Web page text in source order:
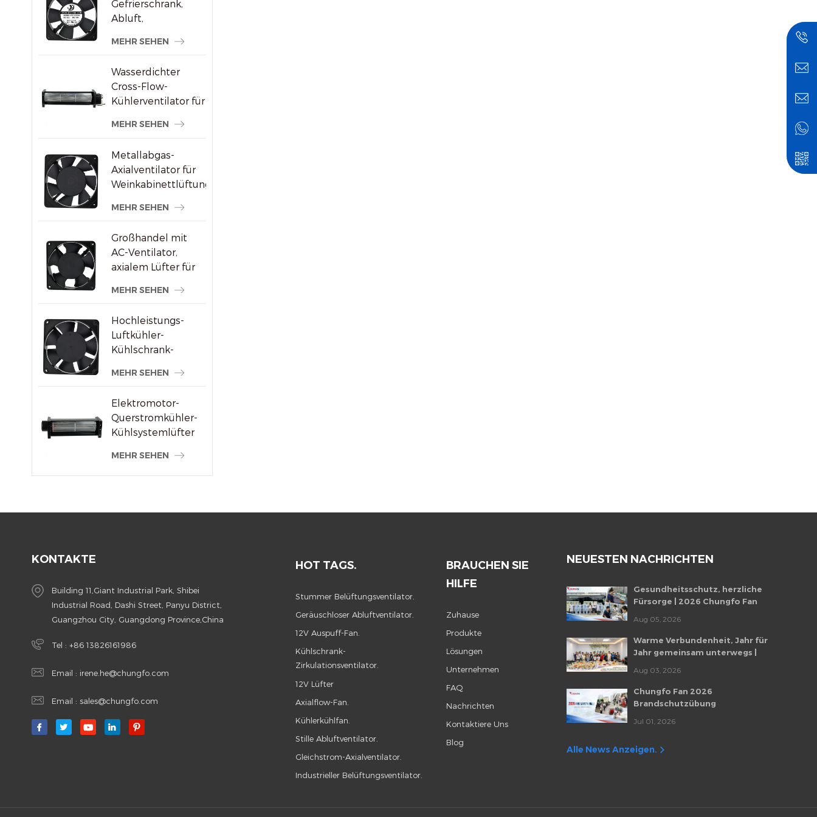
Gefrierschrank,
Abluft,
Axialventilator
MEHR SEHEN
Wasserdichter
Cross-Flow-
Kühlerventilator für
MEHR SEHEN
Metallabgas-
Axialventilator für
Weinkabinettlüftung
MEHR SEHEN
Großhandel mit
AC-Ventilator,
axialem Lüfter für
MEHR SEHEN
Hochleistungs-
Luftkühler-
Kühlschrank-
x 120 x 38 mm
MEHR SEHEN
Elektromotor-
Querstromkühler-
Kühlsystemlüfter
MEHR SEHEN
KONTAKTE
Building 11,Giant Industrial Park, Shibei
Industrial Road, Dashi Street, Panyu District,
Guangzhou City, Guangdong Province,China
Tel : +86 13826161986
Email : irene.he@chungfo.com
Email : sales@chungfo.com
HOT TAGS.
Stummer Belüftungsventilator.
Geräuschloser Abluftventilator.
12V Auspuff-Fan.
Kühlschrank-
Zirkulationsventilator.
12V Lüfter
Axialflow-Fan.
Kühlerkühlfan.
Stille Abluftventilator.
Gleichstrom-Axialventilator.
Industrieller Belüftungsventilator.
BRAUCHEN SIE
HILFE
Zuhause
Produkte
Lösungen
Unternehmen
FAQ
Nachrichten
Kontaktiere Uns
Blog
NEUESTEN NACHRICHTEN
Gesundheitsschutz, herzliche
Fürsorge | 2026 Chungfo Fan
Veranstaltung
Aug 05, 2026
Warme Verbundenheit, Jahr für
Jahr gemeinsam unterwegs |
Geburtstagsfeier von Chungfo Fan
Aug 03, 2026
Chungfo Fan 2026
Brandschutzübung
Jul 01, 2026
Alle News Anzeigen.